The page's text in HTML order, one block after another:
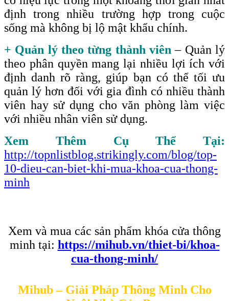
định trong nhiều trường hợp trong cuộc
sống mà không bị lộ mật khẩu chính.
+ Quản lý theo từng thành viên – Quản lý
theo phân quyền mang lại nhiều lợi ích với
định danh rõ ràng, giúp bạn có thể tối ưu
quản lý hơn đối với gia đình có nhiều thành
viên hay sử dụng cho văn phòng làm việc
với nhiều nhân viên sử dụng.
Xem Thêm Cụ Thể Tại:
http://topnlistblog.strikingly.com/blog/top-
10-dieu-can-biet-khi-mua-khoa-cua-thong-
minh
Xem và mua các sản phẩm khóa cửa thông
minh tại: https://mihub.vn/thiet-bi/khoa-
cua-thong-minh/
Mihub – Giải Pháp Thông Minh Cho